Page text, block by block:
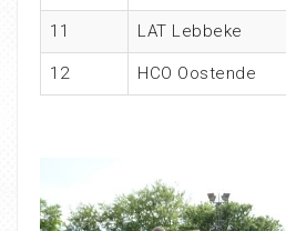
11 LAT Lebbeke
12 HCO Oostende